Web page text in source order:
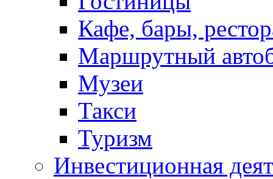
Кафе, бары,
Маршрутный
Музеи
Такси
Туризм
Инвестиционная